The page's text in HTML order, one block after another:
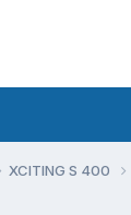
XCITING S 400